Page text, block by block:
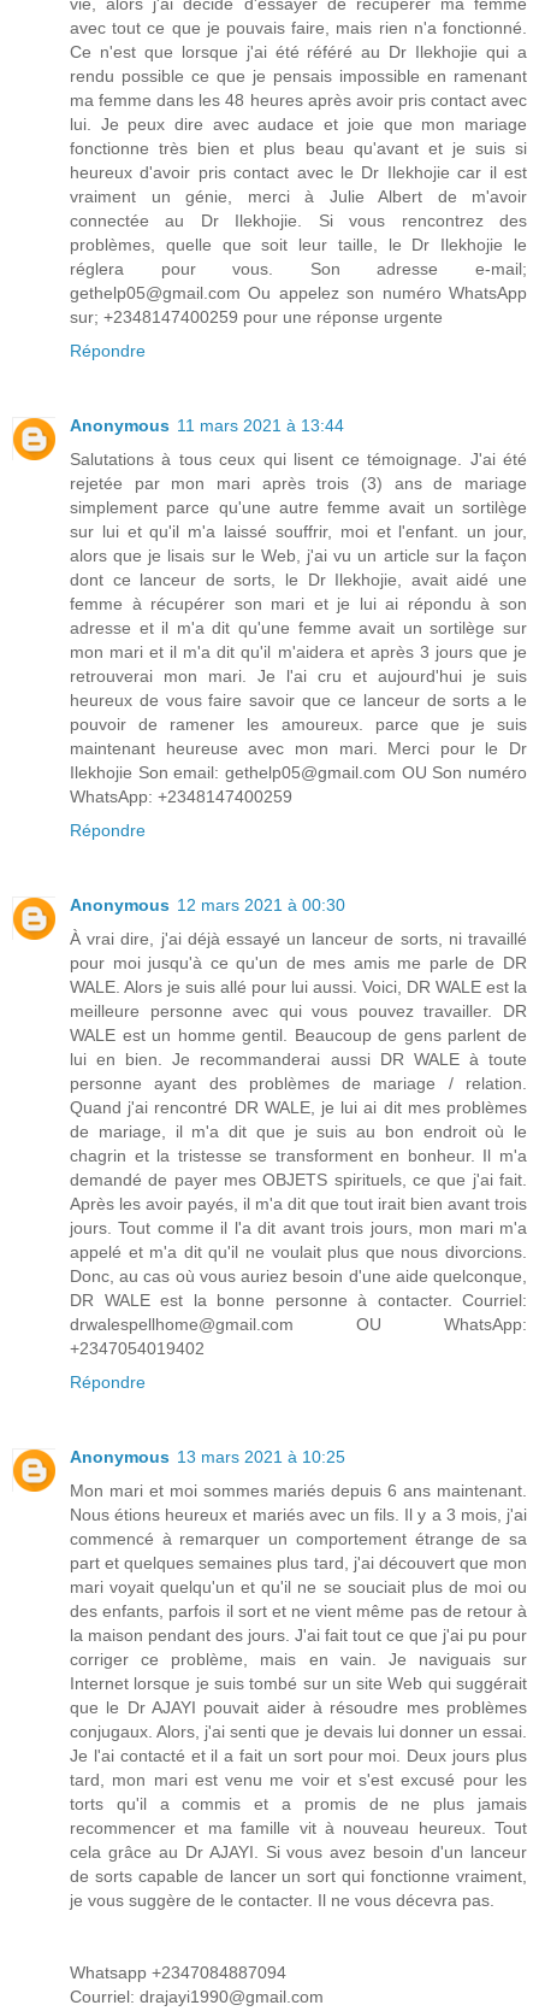
avec tout ce que je pouvais faire, mais rien n'a fonctionné.
Ce n'est que lorsque j'ai été référé au Dr Ilekhojie qui a
rendu possible ce que je pensais impossible en ramenant
ma femme dans les 48 heures après avoir pris contact avec
lui. Je peux dire avec audace et joie que mon mariage
fonctionne très bien et plus beau qu'avant et je suis si
heureux d'avoir pris contact avec le Dr Ilekhojie car il est
vraiment un génie, merci à Julie Albert de m'avoir
connectée au Dr Ilekhojie. Si vous rencontrez des
problèmes, quelle que soit leur taille, le Dr Ilekhojie le
réglera pour vous. Son adresse e-mail;
gethelp05@gmail.com Ou appelez son numéro WhatsApp
sur; +2348147400259 pour une réponse urgente
Répondre
Anonymous 11 mars 2021 à 13:44
Salutations à tous ceux qui lisent ce témoignage. J'ai été
rejetée par mon mari après trois (3) ans de mariage
simplement parce qu'une autre femme avait un sortilège
sur lui et qu'il m'a laissé souffrir, moi et l'enfant. un jour,
alors que je lisais sur le Web, j'ai vu un article sur la façon
dont ce lanceur de sorts, le Dr Ilekhojie, avait aidé une
femme à récupérer son mari et je lui ai répondu à son
adresse et il m'a dit qu'une femme avait un sortilège sur
mon mari et il m'a dit qu'il m'aidera et après 3 jours que je
retrouverai mon mari. Je l'ai cru et aujourd'hui je suis
heureux de vous faire savoir que ce lanceur de sorts a le
pouvoir de ramener les amoureux. parce que je suis
maintenant heureuse avec mon mari. Merci pour le Dr
Ilekhojie Son email: gethelp05@gmail.com OU Son numéro
WhatsApp: +2348147400259
Répondre
Anonymous 12 mars 2021 à 00:30
À vrai dire, j'ai déjà essayé un lanceur de sorts, ni travaillé
pour moi jusqu'à ce qu'un de mes amis me parle de DR
WALE. Alors je suis allé pour lui aussi. Voici, DR WALE est la
meilleure personne avec qui vous pouvez travailler. DR
WALE est un homme gentil. Beaucoup de gens parlent de
lui en bien. Je recommanderai aussi DR WALE à toute
personne ayant des problèmes de mariage / relation.
Quand j'ai rencontré DR WALE, je lui ai dit mes problèmes
de mariage, il m'a dit que je suis au bon endroit où le
chagrin et la tristesse se transforment en bonheur. Il m'a
demandé de payer mes OBJETS spirituels, ce que j'ai fait.
Après les avoir payés, il m'a dit que tout irait bien avant trois
jours. Tout comme il l'a dit avant trois jours, mon mari m'a
appelé et m'a dit qu'il ne voulait plus que nous divorcions.
Donc, au cas où vous auriez besoin d'une aide quelconque,
DR WALE est la bonne personne à contacter. Courriel:
drwalespellhome@gmail.com OU WhatsApp:
+2347054019402
Répondre
Anonymous 13 mars 2021 à 10:25
Mon mari et moi sommes mariés depuis 6 ans maintenant.
Nous étions heureux et mariés avec un fils. Il y a 3 mois, j'ai
commencé à remarquer un comportement étrange de sa
part et quelques semaines plus tard, j'ai découvert que mon
mari voyait quelqu'un et qu'il ne se souciait plus de moi ou
des enfants, parfois il sort et ne vient même pas de retour à
la maison pendant des jours. J'ai fait tout ce que j'ai pu pour
corriger ce problème, mais en vain. Je naviguais sur
Internet lorsque je suis tombé sur un site Web qui suggérait
que le Dr AJAYI pouvait aider à résoudre mes problèmes
conjugaux. Alors, j'ai senti que je devais lui donner un essai.
Je l'ai contacté et il a fait un sort pour moi. Deux jours plus
tard, mon mari est venu me voir et s'est excusé pour les
torts qu'il a commis et a promis de ne plus jamais
recommencer et ma famille vit à nouveau heureux. Tout
cela grâce au Dr AJAYI. Si vous avez besoin d'un lanceur
de sorts capable de lancer un sort qui fonctionne vraiment,
je vous suggère de le contacter. Il ne vous décevra pas.
Whatsapp +2347084887094
Courriel: drajayi1990@gmail.com